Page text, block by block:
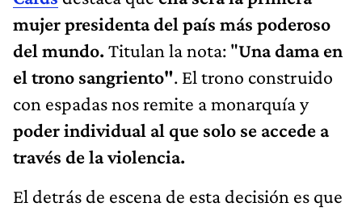
mujer presidenta del país más poderoso
del mundo. Titulan la nota: "Una dama en
el trono sangriento". El trono construido
con espadas nos remite a monarquía y
poder individual al que solo se accede a
través de la violencia.
El detrás de escena de esta decisión es que